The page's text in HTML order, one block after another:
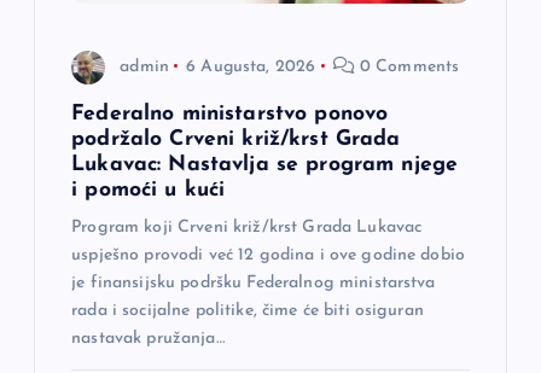
admin 6 Augusta, 2026 0 Comments
Federalno ministarstvo ponovo
podržalo Crveni križ/krst Grada
Lukavac: Nastavlja se program njege
i pomoći u kući
Program koji Crveni križ/krst Grada Lukavac
uspješno provodi već 12 godina i ove godine dobio
je finansijsku podršku Federalnog ministarstva
rada i socijalne politike, čime će biti osiguran
nastavak pružanja…